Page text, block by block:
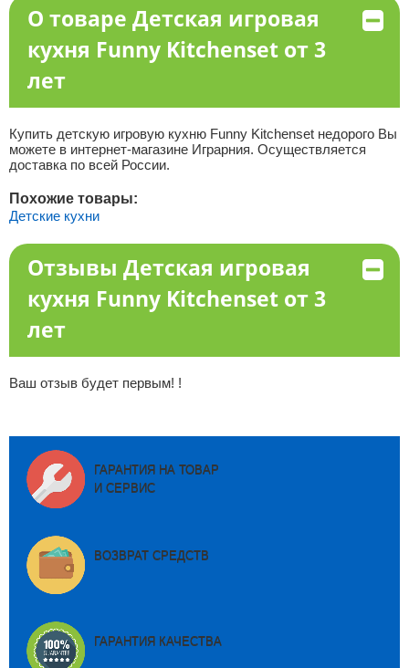
О товаре Детская игровая
кухня Funny Kitchenset от 3
лет
Купить детскую игровую кухню Funny Kitchenset недорого Вы
можете в интернет-магазине Играрния. Осуществляется
доставка по всей России.
Похожие товары:
Детские кухни
Отзывы Детская игровая
кухня Funny Kitchenset от 3
лет
Ваш отзыв будет первым! !
ГАРАНТИЯ НА ТОВАР
И СЕРВИС
ВОЗВРАТ СРЕДСТВ
ГАРАНТИЯ КАЧЕСТВА